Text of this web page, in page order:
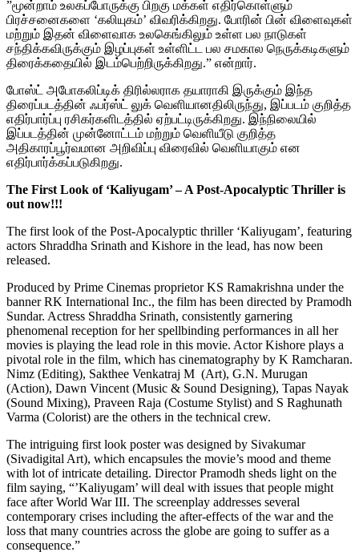
”மூன்றாம் உலகப்போருக்கு பிறகு மக்கள் எதிர்கொள்ளும்
பிரச்சனைகளை ‘கலியுகம்’ விவரிக்கிறது. போரின் பின் விளைவுகள்
மற்றும் இதன் விளைவாக உலகெங்கிலும் உள்ள பல நாடுகள்
சந்திக்கவிருக்கும் இழப்புகள் உள்ளிட்ட பல சமகால நெருக்கடிகளும்
திரைக்கதையில் இடம்பெற்றிருக்கிறது.” என்றார்.
போஸ்ட் அபோகலிப்டிக் திரில்லராக தயாராகி இருக்கும் இந்த
திரைப்படத்தின் ஃபர்ஸ்ட் லுக் வெளியானதிலிருந்து, இப்படம் குறித்த
எதிர்பார்ப்பு ரசிகர்களிடத்தில் ஏற்பட்டிருக்கிறது. இந்நிலையில்
இப்படத்தின் முன்னோட்டம் மற்றும் வெளியீடு குறித்த
அதிகாரப்பூர்வமான அறிவிப்பு விரைவில் வெளியாகும் என
எதிர்பார்க்கப்படுகிறது.
The First Look of ‘Kaliyugam’ – A Post-Apocalyptic Thriller is
out now!!!
The first look of the Post-Apocalyptic thriller ‘Kaliyugam’, featuring
actors Shraddha Srinath and Kishore in the lead, has now been
released.
Produced by Prime Cinemas proprietor KS Ramakrishna under the
banner RK International Inc., the film has been directed by Pramodh
Sundar. Actress Shraddha Srinath, consistently garnering
phenomenal reception for her spellbinding performances in all her
movies is playing the lead role in this movie. Actor Kishore plays a
pivotal role in the film, which has cinematography by K Ramcharan.
Nimz (Editing), Sakthee Venkatraj M (Art), G.N. Murugan
(Action), Dawn Vincent (Music & Sound Designing), Tapas Nayak
(Sound Mixing), Praveen Raja (Costume Stylist) and S Raghunath
Varma (Colorist) are the others in the technical crew.
The intriguing first look poster was designed by Sivakumar
(Sivadigital Art), which encapsules the movie’s mood and theme
with lot of intricate detailing. Director Pramodh sheds light on the
film saying, “’Kaliyugam’ will deal with issues that people might
face after World War III. The screenplay addresses several
contemporary crises including the after-effects of the war and the
loss that many countries across the globe are going to suffer as a
consequence.”